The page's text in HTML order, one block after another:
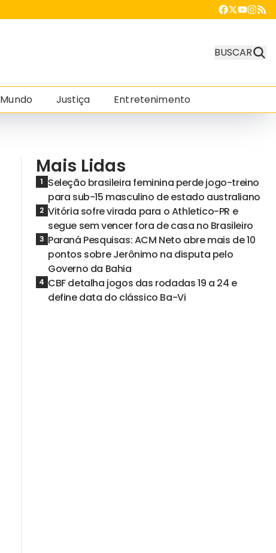
BUSCAR
Mundo Justiça Entretenimento
Mais Lidas
1 Seleção brasileira feminina perde jogo-treino
para sub-15 masculino de estado australiano
2 Vitória sofre virada para o Athletico-PR e
segue sem vencer fora de casa no Brasileiro
3 Paraná Pesquisas: ACM Neto abre mais de 10
pontos sobre Jerônimo na disputa pelo
Governo da Bahia
4 CBF detalha jogos das rodadas 19 a 24 e
define data do clássico Ba-Vi